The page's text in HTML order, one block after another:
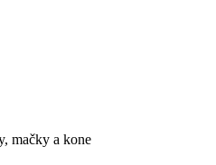
mačky a kone